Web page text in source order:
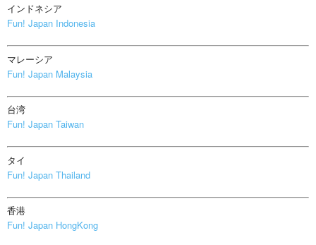
インドネシア
Fun! Japan Indonesia
マレーシア
Fun! Japan Malaysia
台湾
Fun! Japan Taiwan
タイ
Fun! Japan Thailand
香港
Fun! Japan HongKong